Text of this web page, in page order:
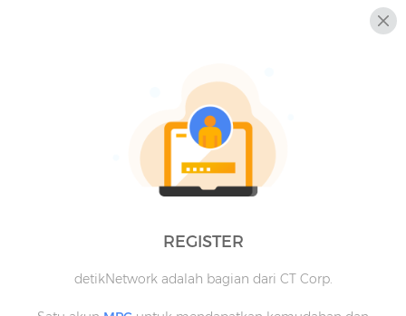
REGISTER
detikNetwork adalah bagian dari CT Corp.